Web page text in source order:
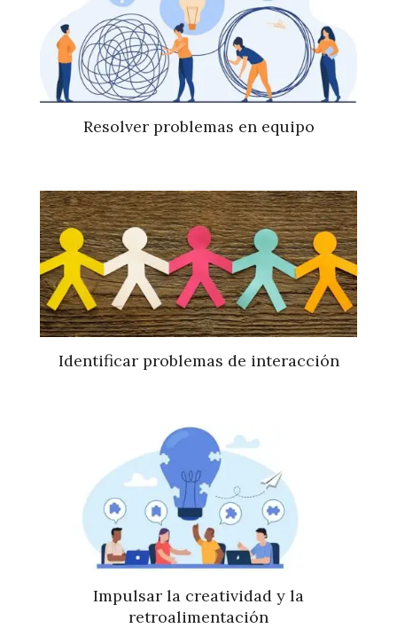
Resolver problemas en equipo
Identificar problemas de interacción
Impulsar la creatividad y la
retroalimentación